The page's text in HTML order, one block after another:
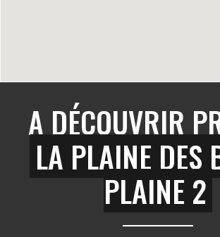
A DÉCOUVRIR
LA PLAINE DES
PLAINE 2